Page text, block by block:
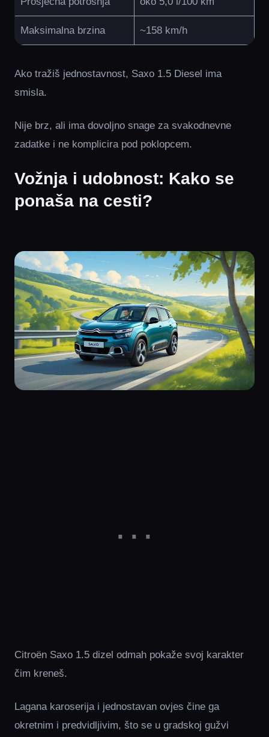
Maksimalna brzina ~158 km/h
Ako tražiš jednostavnost, Saxo 1.5 Diesel ima
smisla.
Nije brz, ali ima dovoljno snage za svakodnevne
zadatke i ne komplicira pod poklopcem.
Vožnja i udobnost: Kako se
ponaša na cesti?
Citroën Saxo 1.5 dizel odmah pokaže svoj karakter
čim kreneš.
Lagana karoserija i jednostavan ovjes čine ga
okretnim i predvidljivim, što se u gradskoj gužvi